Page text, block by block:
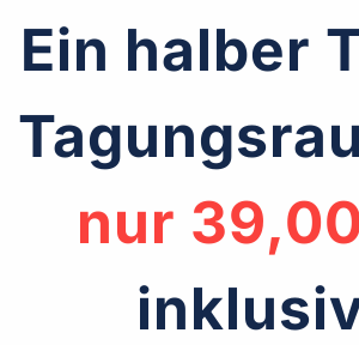
Ein halber
nur